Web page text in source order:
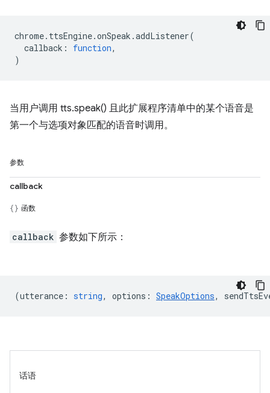
chrome. ttsEngine.onSpeak .addListener(
callback : function,
)
当用户调用 tts.speak() 且此扩展程序清单中的某个语音是
第一个与选项对象匹配的语音时调用。
参数
callback
函数
callback 参数如下所示：
(utterance : string, options : SpeakOptions,
话语